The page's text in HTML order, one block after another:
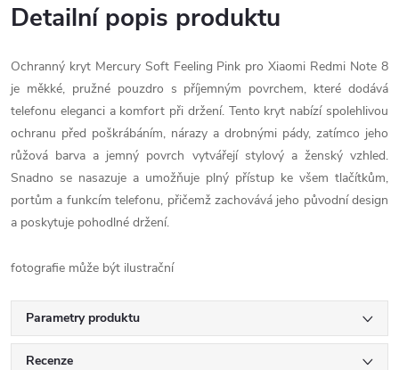
Detailní popis produktu
Ochranný kryt Mercury Soft Feeling Pink pro Xiaomi Redmi Note 8
je měkké, pružné pouzdro s příjemným povrchem, které dodává
telefonu eleganci a komfort při držení. Tento kryt nabízí spolehlivou
ochranu před poškrábáním, nárazy a drobnými pády, zatímco jeho
růžová barva a jemný povrch vytvářejí stylový a ženský vzhled.
Snadno se nasazuje a umožňuje plný přístup ke všem tlačítkům,
portům a funkcím telefonu, přičemž zachovává jeho původní design
a poskytuje pohodlné držení.
fotografie může být ilustrační
Parametry produktu
Recenze